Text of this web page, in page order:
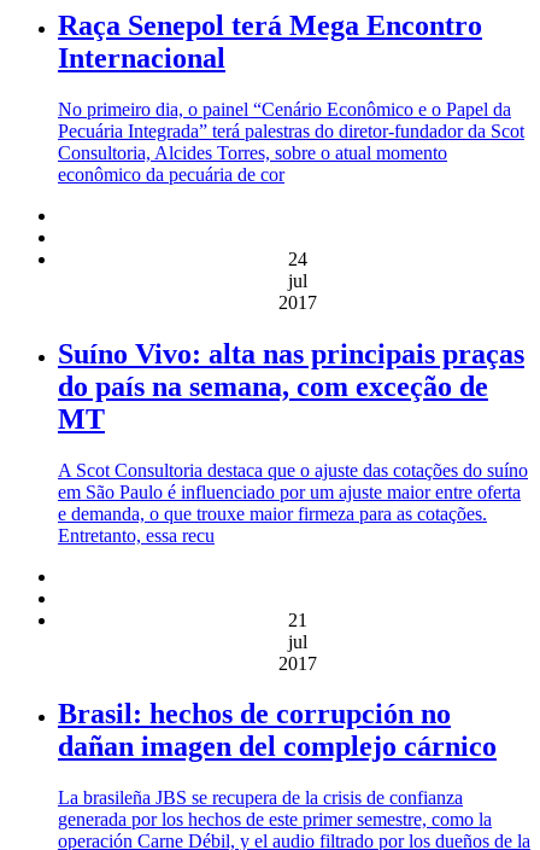
Raça Senepol terá Mega Encontro
Internacional
No primeiro dia, o painel “Cenário Econômico e o Papel da
Pecuária Integrada” terá palestras do diretor-fundador da Scot
Consultoria, Alcides Torres, sobre o atual momento
econômico da pecuária de cor
24
jul
2017
Suíno Vivo: alta nas principais praças
do país na semana, com exceção de
MT
A Scot Consultoria destaca que o ajuste das cotações do suíno
em São Paulo é influenciado por um ajuste maior entre oferta
e demanda, o que trouxe maior firmeza para as cotações.
Entretanto, essa recu
21
jul
2017
Brasil: hechos de corrupción no
dañan imagen del complejo cárnico
La brasileña JBS se recupera de la crisis de confianza
generada por los hechos de este primer semestre, como la
operación Carne Débil, y el audio filtrado por los dueños de la